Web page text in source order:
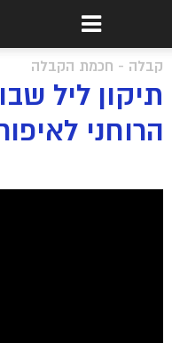
קבלה - חכמת הקבלה
תיקון ליל
הרוחני